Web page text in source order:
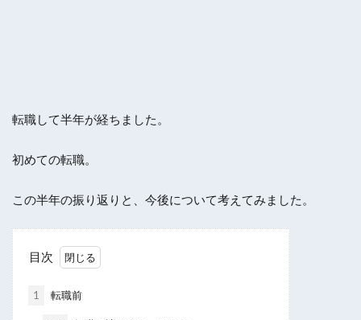
転職して半年が経ちました。
初めての転職。
この半年の振り返りと、今後について考えてみました。
目次
1 転職前